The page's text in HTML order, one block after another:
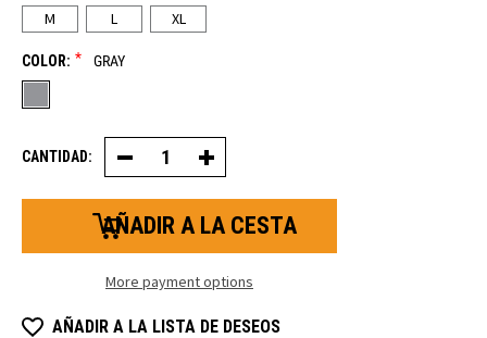
M L XL
COLOR: * GRAY
CANTIDAD: Decrease
Quantity
of
Poly
Honeycomb
Guante
Increase
Quantity
of
Honeycomb
Guante
More payment options
AÑADIR A LA LISTA DE DESEOS